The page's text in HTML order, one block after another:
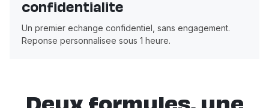
confidentialite
Un premier echange confidentiel, sans engagement.
Reponse personnalisee sous 1 heure.